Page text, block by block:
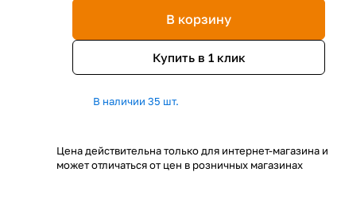
В корзину
Купить в 1 клик
В наличии 35 шт.
Цена действительна только для интернет-магазина и
может отличаться от цен в розничных магазинах